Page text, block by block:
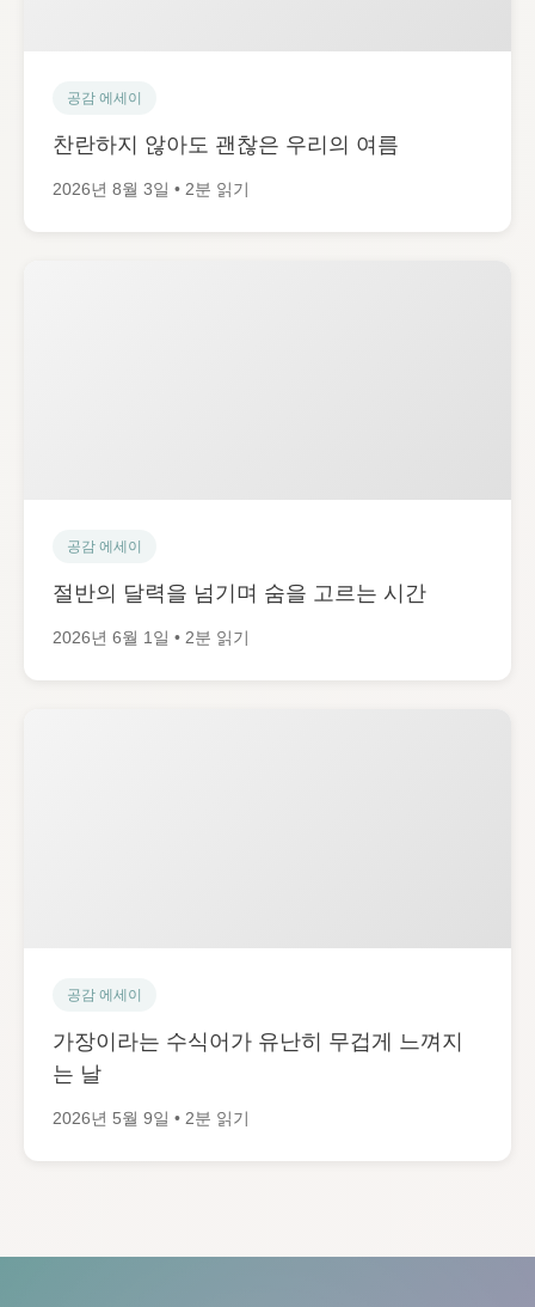
공감 에세이
찬란하지 않아도 괜찮은 우리의 여름
2026년 8월 3일 • 2분 읽기
공감 에세이
절반의 달력을 넘기며 숨을 고르는 시간
2026년 6월 1일 • 2분 읽기
공감 에세이
가장이라는 수식어가 유난히 무겁게 느껴지
는 날
2026년 5월 9일 • 2분 읽기